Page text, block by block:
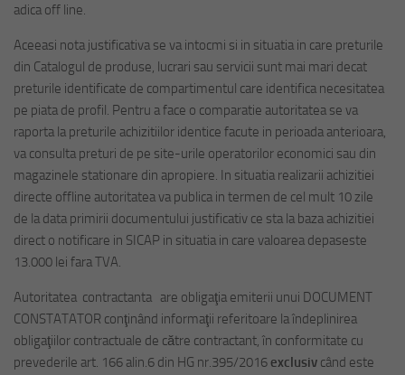
adica off line.
Aceeasi nota justificativa se va intocmi si in situatia in care preturile
din Catalogul de produse, lucrari sau servicii sunt mai mari decat
preturile identificate de compartimentul care identifica necesitatea
pe piata de profil. Pentru a face o comparatie autoritatea se va
raporta la preturile achizitiilor identice facute in perioada anterioara,
va consulta preturi de pe site-urile operatorilor economici sau din
magazinele stationare din apropiere. In situatia realizarii achizitiei
directe offline autoritatea va publica in termen de cel mult 10 zile
de la data primirii documentului justificativ ce sta la baza achizitiei
direct o notificare in SICAP in situatia in care valoarea depaseste
13.000 lei fara TVA.
Autoritatea contractanta are obligaţia emiterii unui DOCUMENT
CONSTATATOR conţinând informaţii referitoare la îndeplinirea
obligaţiilor contractuale de către contractant, în conformitate cu
prevederile art. 166 alin.6 din HG nr.395/2016 exclusiv când este